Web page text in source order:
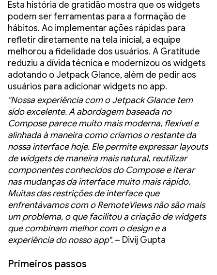
Esta história de gratidão mostra que os widgets
podem ser ferramentas para a formação de
hábitos. Ao implementar ações rápidas para
refletir diretamente na tela inicial, a equipe
melhorou a fidelidade dos usuários. A Gratitude
reduziu a dívida técnica e modernizou os widgets
adotando o Jetpack Glance, além de pedir aos
usuários para adicionar widgets no app.
"Nossa experiência com o Jetpack Glance tem
sido excelente. A abordagem baseada no
Compose parece muito mais moderna, flexível e
alinhada à maneira como criamos o restante da
nossa interface hoje. Ele permite expressar layouts
de widgets de maneira mais natural, reutilizar
componentes conhecidos do Compose e iterar
nas mudanças da interface muito mais rápido.
Muitas das restrições de interface que
enfrentávamos com o RemoteViews não são mais
um problema, o que facilitou a criação de widgets
que combinam melhor com o design e a
experiência do nosso app". – Divij Gupta
Primeiros passos